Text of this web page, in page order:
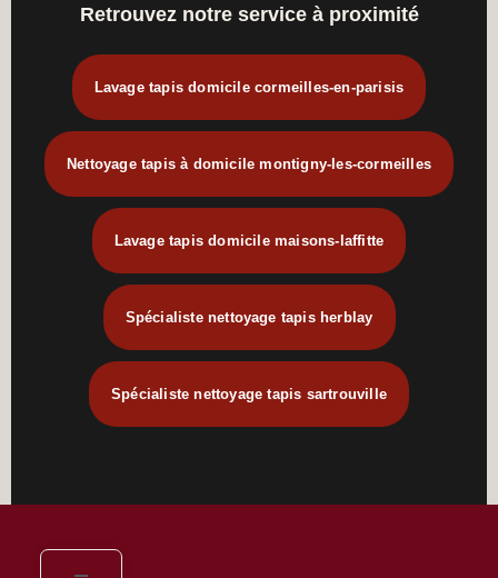
Retrouvez notre service à proximité
Lavage tapis domicile cormeilles-en-parisis
Nettoyage tapis à domicile montigny-les-cormeilles
Lavage tapis domicile maisons-laffitte
Spécialiste nettoyage tapis herblay
Spécialiste nettoyage tapis sartrouville